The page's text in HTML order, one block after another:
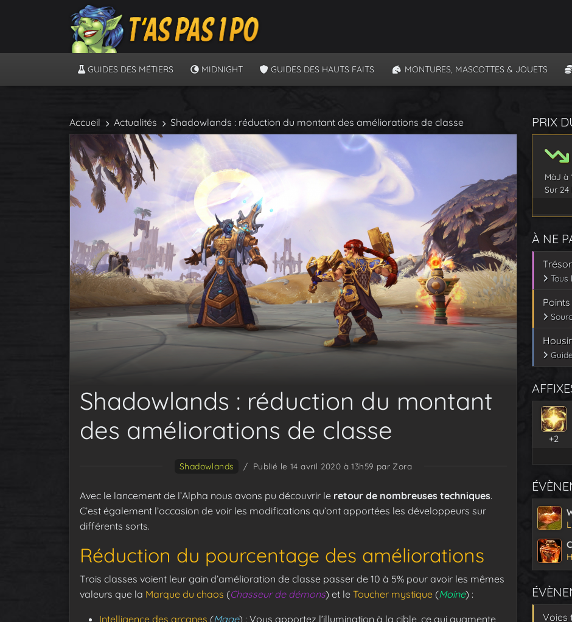
GUIDES DES MÉTIERS MIDNIGHT GUIDES DES HAUTS FAITS MONTURES, MASCOTTES & JOUETS
Accueil Actualités Shadowlands : réduction du montant des améliorations de classe
Shadowlands : réduction du montant
des améliorations de classe
Shadowlands / Publié le 14 avril 2020 à 13h59 par Zora
Avec le lancement de l’Alpha nous avons pu découvrir le retour de nombreuses techniques.
C’est également l’occasion de voir les modifications qu’ont apportées les développeurs sur
différents sorts.
Réduction du pourcentage des améliorations
Trois classes voient leur gain d’amélioration de classe passer de 10 à 5% pour avoir les mêmes
valeurs que la Marque du chaos (Chasseur de démons) et le Toucher mystique (Moine) :
Intelligence des arcanes (Mage) : Vous apportez l’illumination à la cible, ce qui augmente
PRIX
MàJ à
Sur 24
À NE
+2
Voies